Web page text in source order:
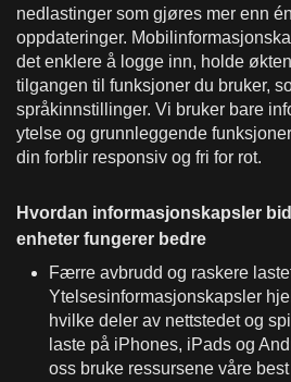
nedlastinger som gjøres mer enn
oppdateringer.
det enklere å logge inn, holde
tilgangen til funksjoner du bruker,
språkinnstillinger. Vi bruker bare
ytelse og grunnleggende
din forblir responsiv og fri for rot.
Hvordan informasjonskapsler
enheter fungerer bedre
Færre avbrudd og raskere
Ytelsesinformasjonskapsler
hvilke deler av nettstedet og
laste på iPhones, iPads og
oss bruke ressursene våre